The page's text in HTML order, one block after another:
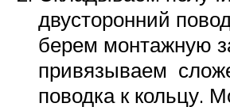
двусторонний
берем монтажную
привязываем
поводка к кольцу.